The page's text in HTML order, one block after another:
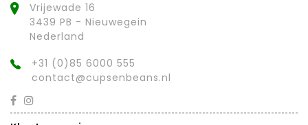
Vrijewade 16
3439 PB - Nieuwegein
Nederland
+31 (0)85 6000 555
contact@cupsenbeans.nl